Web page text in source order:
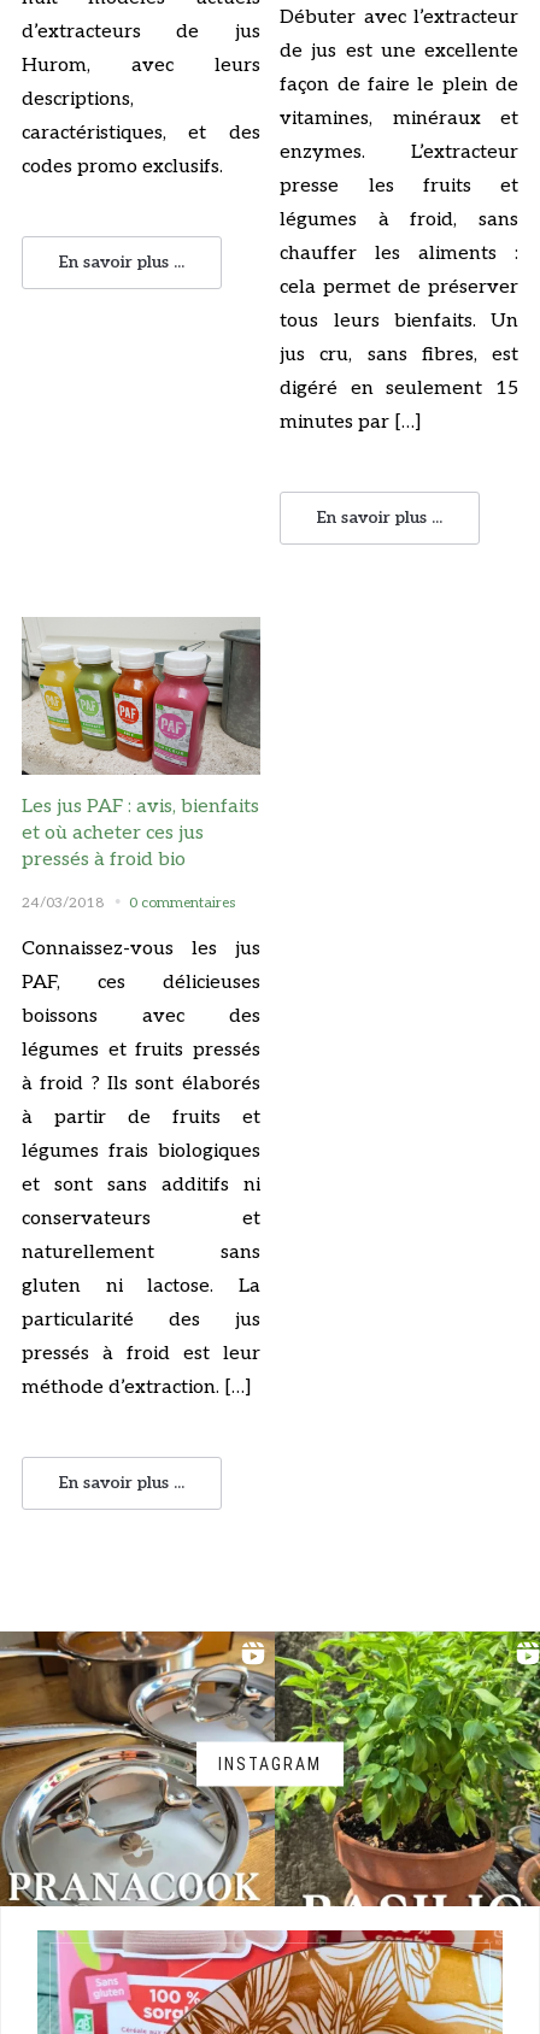
d’extracteurs de jus
Hurom, avec leurs
descriptions,
caractéristiques, et des
codes promo exclusifs.
En savoir plus ...
Débuter avec l’extracteur
de jus est une excellente
façon de faire le plein de
vitamines, minéraux et
enzymes. L’extracteur
presse les fruits et
légumes à froid, sans
chauffer les aliments :
cela permet de préserver
tous leurs bienfaits. Un
jus cru, sans fibres, est
digéré en seulement 15
minutes par […]
En savoir plus ...
Les jus PAF : avis, bienfaits
et où acheter ces jus
pressés à froid bio
24/03/2018 0 commentaires
Connaissez-vous les jus
PAF, ces délicieuses
boissons avec des
légumes et fruits pressés
à froid ? Ils sont élaborés
à partir de fruits et
légumes frais biologiques
et sont sans additifs ni
conservateurs et
naturellement sans
gluten ni lactose. La
particularité des jus
pressés à froid est leur
méthode d’extraction. […]
En savoir plus ...
INSTAGRAM